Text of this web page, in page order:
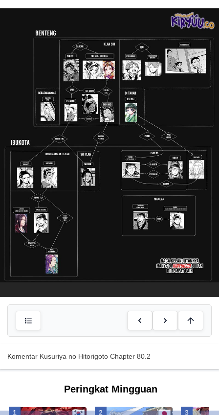
Komentar Kusuriya no Hitorigoto Chapter 80.2
Peringkat Mingguan
1 2 3